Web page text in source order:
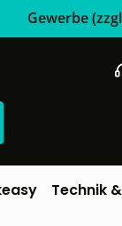
Gewerbe
Technik